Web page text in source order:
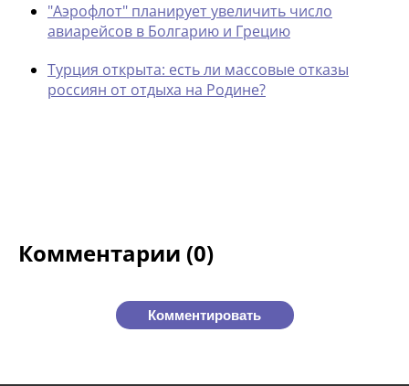
"Аэрофлот" планирует увеличить число
авиарейсов в Болгарию и Грецию
Турция открыта: есть ли массовые отказы
россиян от отдыха на Родине?
Комментарии (0)
Комментировать